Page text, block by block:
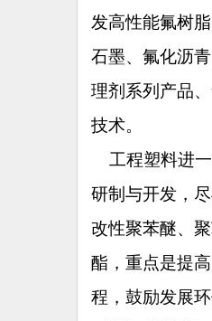
发高性能氟树
石墨、氟化沥
理剂系列产品
技术。
工程塑料进一
研制与开发，
改性聚苯醚、
酯，重点是提
程，鼓励发展